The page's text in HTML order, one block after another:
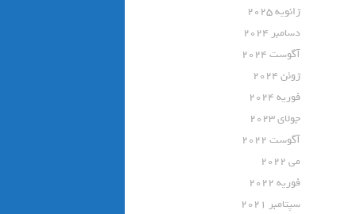
ژانویه 2025
دسامبر 2024
آگوست 2024
ژوئن 2024
فوریه 2024
جولای 2023
آگوست 2022
می 2022
فوریه 2022
سپتامبر 2021